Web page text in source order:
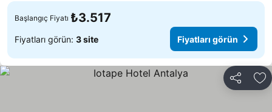
Başlangıç Fiyatı ₺3.517
Fiyatları görün: 3 site Fiyatları görün
Paylaş